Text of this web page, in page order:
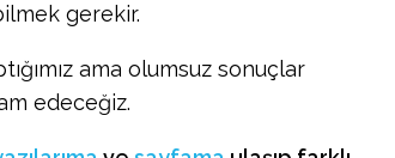
gerekir.
ama olumsuz sonuçlar
edeceğiz.